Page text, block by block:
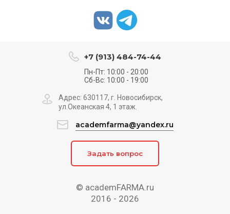
© academFARMA.ru
2016 - 2026
+7 (913) 484-74-44
Пн-Пт: 10:00 - 20:00
Сб-Вс: 10:00 - 19:00
Адрес: 630117, г. Новосибирск,
ул.Океанская 4, 1 этаж.
academfarma@yandex.ru
Задать вопрос